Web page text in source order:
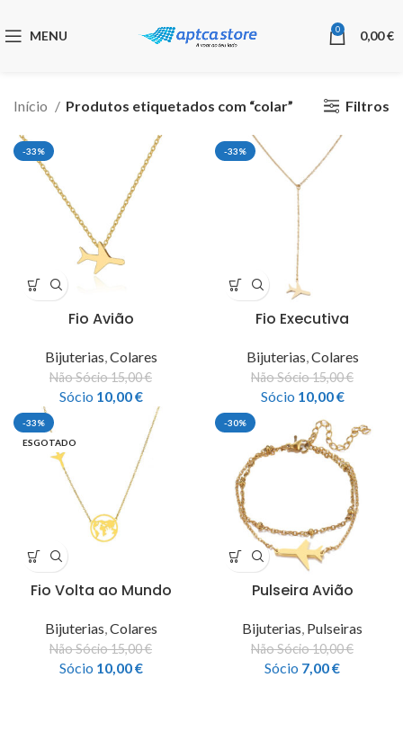
MENU 0 0,00€
Início Produtos etiquetados com “colar” Filtros
-33%
Fio Avião
Bijuterias,Colares
Não Sócio15,00€
Sócio 10,00€
-33%
Fio Executiva
Bijuterias,Colares
Não Sócio15,00€
Sócio 10,00€
-33%
ESGOTADO
Fio Volta ao Mundo
Bijuterias,Colares
Não Sócio15,00€
Sócio 10,00€
-30%
Pulseira Avião
Bijuterias, Pulseiras
Não Sócio10,00€
Sócio 7,00€